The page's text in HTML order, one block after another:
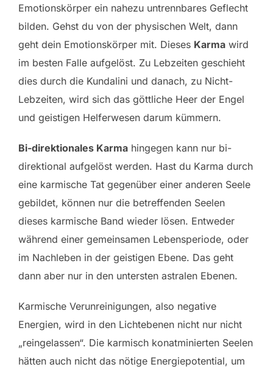
Emotionskörper ein nahezu untrennbares Geflecht
bilden. Gehst du von der physischen Welt, dann
geht dein Emotionskörper mit. Dieses Karma wird
im besten Falle aufgelöst. Zu Lebzeiten geschieht
dies durch die Kundalini und danach, zu Nicht-
Lebzeiten, wird sich das göttliche Heer der Engel
und geistigen Helferwesen darum kümmern.
Bi-direktionales Karma hingegen kann nur bi-
direktional aufgelöst werden. Hast du Karma durch
eine karmische Tat gegenüber einer anderen Seele
gebildet, können nur die betreffenden Seelen
dieses karmische Band wieder lösen. Entweder
während einer gemeinsamen Lebensperiode, oder
im Nachleben in der geistigen Ebene. Das geht
dann aber nur in den untersten astralen Ebenen.
Karmische Verunreinigungen, also negative
Energien, wird in den Lichtebenen nicht nur nicht
„reingelassen“. Die karmisch konatminierten Seelen
hätten auch nicht das nötige Energiepotential, um